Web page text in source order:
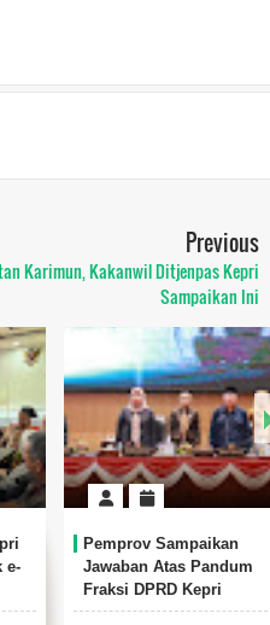
Previous
Karimun, Kakanwil Ditjenpas Kepri
Sampaikan Ini
e-
Pemprov Sampaikan
Jawaban Atas Pandum
Fraksi DPRD Kepri
Terhadap Ranperda